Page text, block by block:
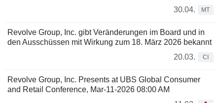
30.04.
MT
Revolve Group, Inc. gibt Veränderungen im Board und in
den Ausschüssen mit Wirkung zum 18. März 2026 bekannt
20.03.
CI
Revolve Group, Inc. Presents at UBS Global Consumer
and Retail Conference, Mar-11-2026 08:00 AM